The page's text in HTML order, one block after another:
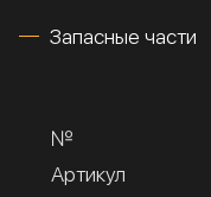
Запасные части
№
Артикул